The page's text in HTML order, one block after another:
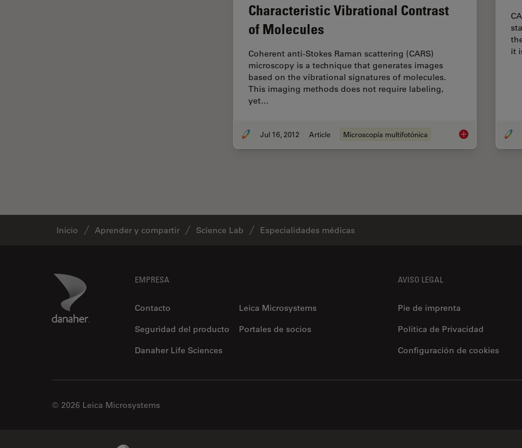
Fluorescencia
FRAP
Fresado con haz de iones
Funciones de STELLARIS
de calidad
Characteristic Vibrational Contrast
of Molecules
Coherent anti-Stokes Raman scattering (CARS)
microscopy is a technique that generates images
based on the vibrational signatures of molecules.
This imaging methods does not require labeling,
yet…
Jul 16, 2012 Article Microscopía multifotónica CARS
it
Inicio Aprender y compartir Science Lab Especialidades médicas
Danaher Logo EMPRESA
Contacto
Leica Microsystems
Seguridad del producto
Portales de socios
Danaher Life Sciences
AVISO LEGAL
Pie de imprenta
Politica de Privacidad
Configuración de cookies
© 2026 Leica Microsystems